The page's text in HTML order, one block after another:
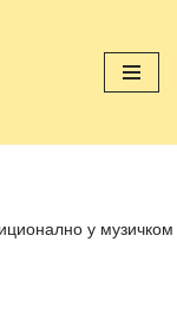
у музичком